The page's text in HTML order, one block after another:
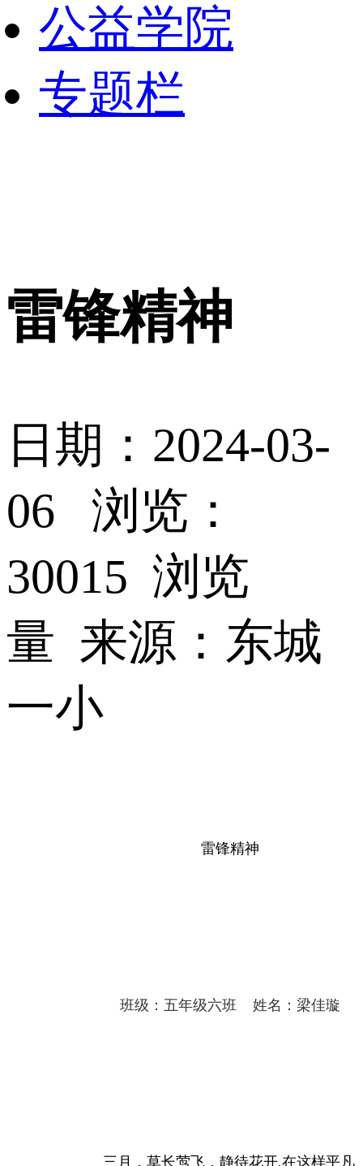
公益学院
专题栏
雷锋精神
日期：2024-03-
06 浏览：
30015 浏览
量 来源：东城
一小
雷锋精神
班级：五年级六班 姓名： 梁佳璇
三月，草长莺飞，静待花开,在这样平凡